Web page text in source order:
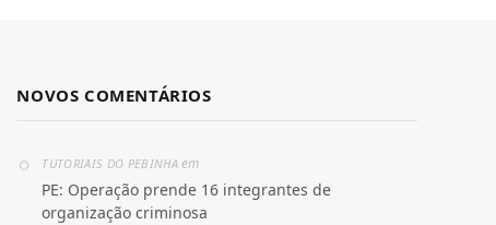
NOVOS COMENTÁRIOS
TUTORIAIS DO PEBINHAem
PE: Operação prende 16 integrantes de
organização criminosa